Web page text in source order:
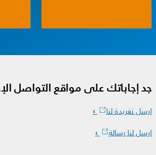
جد إجاباتك على مواقع التواصل
ارسل تغريدة لنا
ارسل لنا رسالة